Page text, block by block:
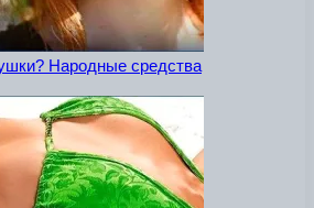
Народные средства